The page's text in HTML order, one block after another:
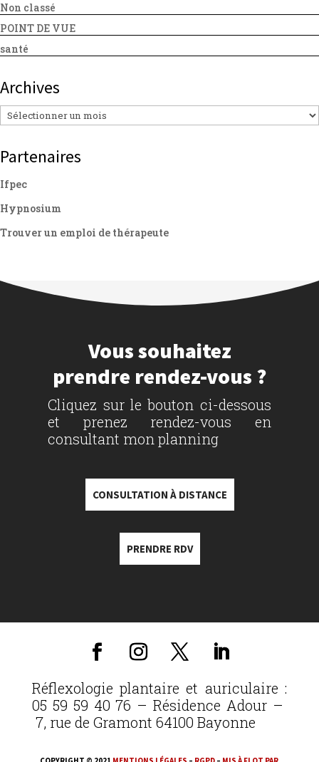
Non classé
POINT DE VUE
santé
Archives
Archives
Partenaires
Ifpec
Hypnosium
Trouver un emploi de thérapeute
Vous souhaitez
prendre rendez-vous ?
Cliquez sur le bouton ci-dessous
et prenez rendez-vous en
consultant mon planning
CONSULTATION À DISTANCE
PRENDRE RDV
Réflexologie plantaire et auriculaire :
05 59 59 40 76 – Résidence Adour –
7, rue de Gramont 64100 Bayonne